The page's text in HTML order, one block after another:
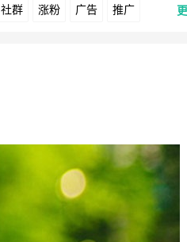
Yahoo Bing
社群 涨粉 广告 推广